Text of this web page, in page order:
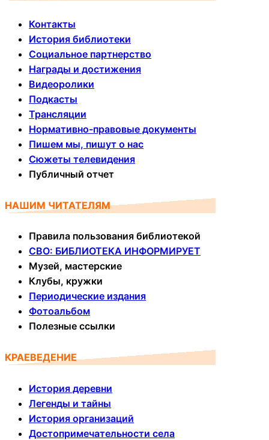
Контакты
История библиотеки
Социальное партнерство
Награды и достижения
Видеоролики
Подкасты
Трансляции
Нормативно-правовые документы
Пишем мы, пишут о нас
Сюжеты телевидения
Публичный отчет
НАШИМ ЧИТАТЕЛЯМ
Правила пользования библиотекой
СВО: БИБЛИОТЕКА ИНФОРМИРУЕТ
Музей, мастерские
Клубы, кружки
Периодические издания
Фотоальбом
Полезные ссылки
КРАЕВЕДЕНИЕ
История деревни
Легенды и тайны
История организаций
Достопримечательности села